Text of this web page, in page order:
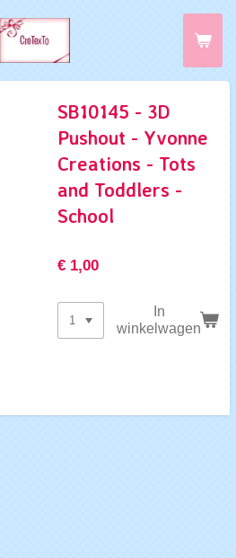
SB10145 - 3D
Pushout - Yvonne
Creations - Tots
and Toddlers -
School
€ 1,00
In
winkelwagen